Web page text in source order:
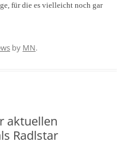
für die es vielleicht noch gar
by MN.
aktuellen
Radlstar